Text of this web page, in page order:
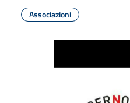
Associazioni